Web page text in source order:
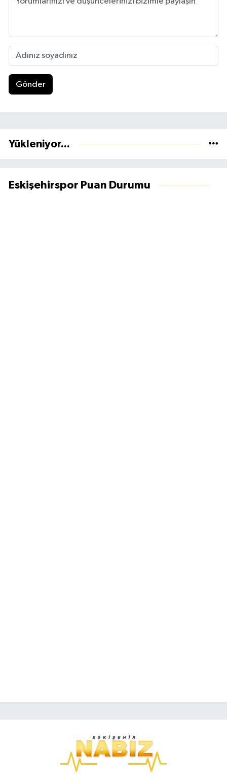
Gönder
Yükleniyor...
Eskişehirspor Puan Durumu